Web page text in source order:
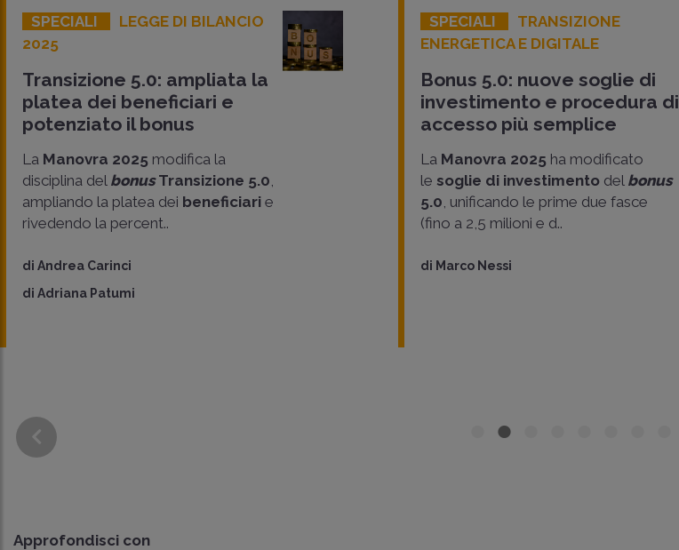
SPECIALI
LEGGE DI BILANCIO
2025
Transizione 5.0: ampliata la
platea dei beneficiari e
potenziato il bonus
La Manovra 2025 modifica la
disciplina del bonusTransizione 5.0
ampliando la platea dei beneficiari e
rivedendo la percent..
di Andrea Carinci
di Adriana Patumi
SPECIALI
TRANSIZIONE
ENERGETICA E DIGITALE
Bonus 5.0: nuove soglie di
investimento e procedura di
accesso più semplice
La Manovra 2025 ha modificato
le soglie di investimento del bonus
5.0 , unificando le prime due fasce
(fino a 2,5 milioni e d..
di Marco Nessi
Approfondisci con